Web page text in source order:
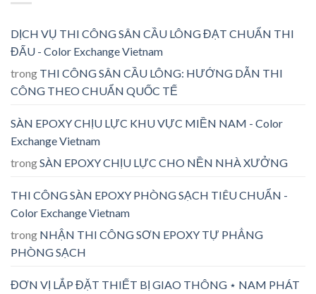
DỊCH VỤ THI CÔNG SÂN CẦU LÔNG ĐẠT CHUẨN THI
ĐẤU - Color Exchange Vietnam
trong THI CÔNG SÂN CẦU LÔNG: HƯỚNG DẪN THI
CÔNG THEO CHUẨN QUỐC TẾ
SÀN EPOXY CHỊU LỰC KHU VỰC MIỀN NAM - Color
Exchange Vietnam
trongSÀN EPOXY CHỊU LỰC CHO NỀN NHÀ XƯỞNG
THI CÔNG SÀN EPOXY PHÒNG SẠCH TIÊU CHUẨN -
Color Exchange Vietnam
trong NHẬN THI CÔNG SƠN EPOXY TỰ PHẲNG
PHÒNG SẠCH
ĐƠN VỊ LẮP ĐẶT THIẾT BỊ GIAO THÔNG ⋆ NAM PHÁT